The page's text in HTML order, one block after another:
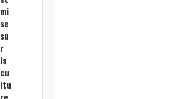
mi
se
su
r
la
cu
ltu
re